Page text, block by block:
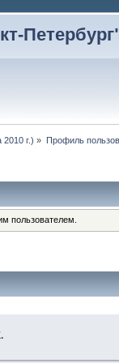
г.) » Профиль
пользователем.